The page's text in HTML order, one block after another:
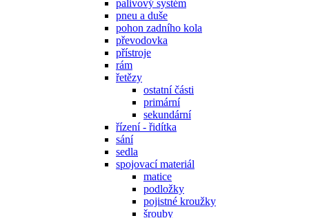
palivový systém
pneu a duše
pohon zadního kola
převodovka
přístroje
rám
řetězy
ostatní části
primární
sekundární
řízení - řidítka
sání
sedla
spojovací materiál
matice
podložky
pojistné kroužky
šrouby